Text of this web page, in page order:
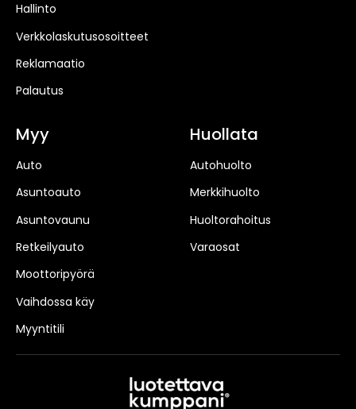
Hallinto
Verkkolaskutusosoitteet
Reklamaatio
Palautus
Myy
Auto
Asuntoauto
Asuntovaunu
Retkeilyauto
Moottoripyörä
Vaihdossa käy
Myyntitili
Huollata
Autohuolto
Merkkihuolto
Huoltorahoitus
Varaosat